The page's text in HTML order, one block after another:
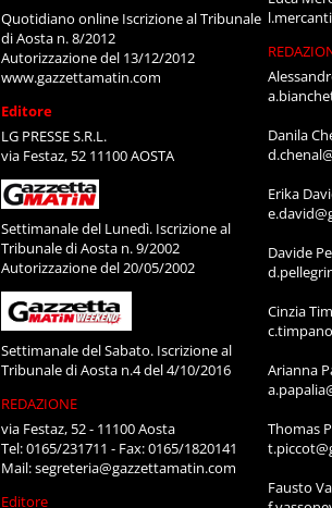
Quotidiano online Iscrizione al Tribunale
di Aosta n. 8/2012
Autorizzazione del 13/12/2012
www.gazzettamatin.com
Editore
LG PRESSE S.R.L.
via Festaz, 52 11100 AOSTA
Settimanale del Lunedì. Iscrizione al
Tribunale di Aosta n. 9/2002
Autorizzazione del 20/05/2002
Settimanale del Sabato. Iscrizione al
Tribunale di Aosta n.4 del 4/10/2016
REDAZIONE
via Festaz, 52 - 11100 Aosta
Tel: 0165/231711 - Fax: 0165/1820141
Mail:segreteria@gazzettamatin.com
Editore
Danila
Erika
Davide
Cinzia
Arianna
Thomas
Fausto